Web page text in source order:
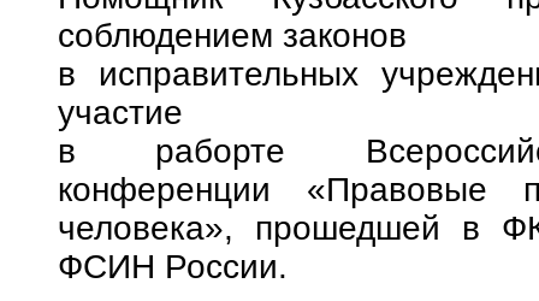
соблюдением законов
в исправительных
участие
в раборте
конференции «Правовые
человека», прошедшей в
ФСИН России.